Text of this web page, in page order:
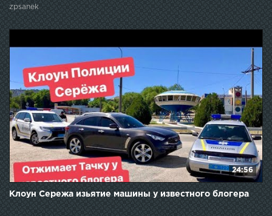
zpsanek
24:56
Клоун Сережа изьятие машины у известного блогера